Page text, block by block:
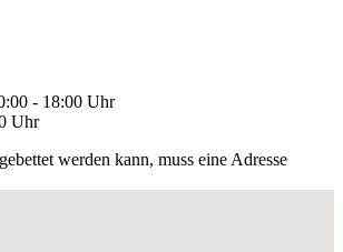
- 18:00 Uhr
Uhr
werden kann, muss eine Adresse